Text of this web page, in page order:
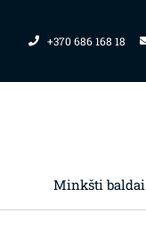
+370 686 168 18
Minkšti baldai